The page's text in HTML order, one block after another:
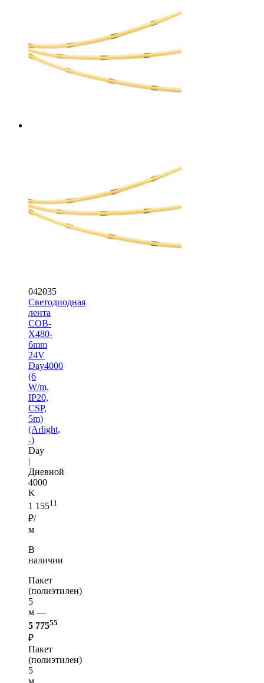
042035
Светодиодная
лента
COB-
X480-
6mm
24V
Day4000
(6
W/m,
IP20,
CSP,
5m)
(Arlight,
-)
Day
|
Дневной
4000
K
1 15511
₽/
м
В
наличии
Пакет
(полиэтилен)
5
м —
5 77555
₽
Пакет
(полиэтилен)
5
м